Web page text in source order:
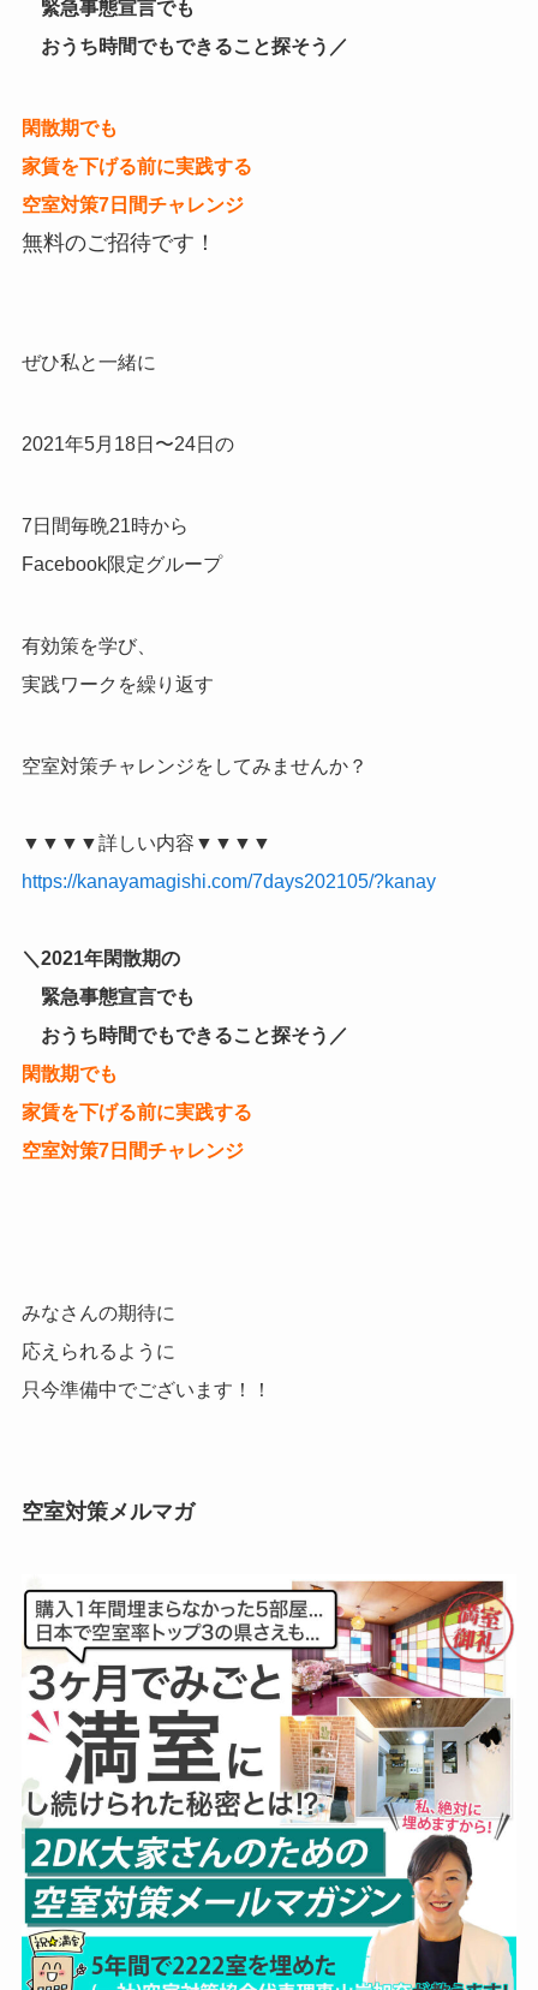
緊急事態宣言でも
おうち時間でもできること探そう／
閑散期でも
家賃を下げる前に実践する
空室対策7日間チャレンジ
無料のご招待です！
ぜひ私と一緒に
2021年5月18日〜24日の
7日間毎晩21時から
Facebook限定グループ
有効策を学び、
実践ワークを繰り返す
空室対策チャレンジをしてみませんか？
▼▼▼▼詳しい内容▼▼▼▼
https://kanayamagishi.com/7days202105/?kanay
＼2021年閑散期の
緊急事態宣言でも
おうち時間でもできること探そう／
閑散期でも
家賃を下げる前に実践する
空室対策7日間チャレンジ
みなさんの期待に
応えられるように
只今準備中でございます！！
空室対策メルマガ